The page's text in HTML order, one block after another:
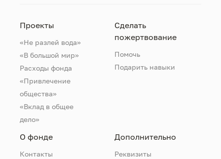
Проекты
«Не разлей вода»
«В большой мир»
Расходы фонда
«Привлечение
общества»
«Вклад в общее
дело»
Сделать
пожертвование
Помочь
Подарить навыки
О фонде
Контакты
Дополнительно
Реквизиты